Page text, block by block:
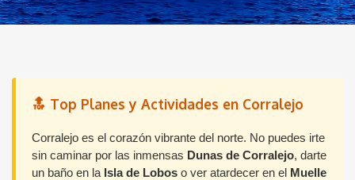
🔝 Top Planes y Actividades en Corralejo
Corralejo es el corazón vibrante del norte. No puedes irte
sin caminar por las inmensas Dunas de Corralejo, darte
un baño en la Isla de Lobos o ver atardecer en el Muelle